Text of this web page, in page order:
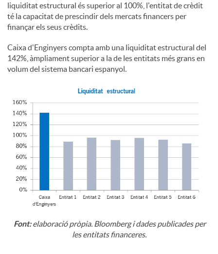
liquiditat estructural és superior al 100%, l'entitat de crèdit
té la capacitat de prescindir dels mercats financers per
finançar els seus crèdits.
Caixa d'Enginyers compta amb una liquiditat estructural del
142%, àmpliament superior a la de les entitats més grans en
volum del sistema bancari espanyol.
Font:elaboració pròpia. Bloomberg i dades publicades per
les entitats financeres.